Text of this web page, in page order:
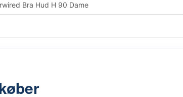
Bra Hud H 90 Dame